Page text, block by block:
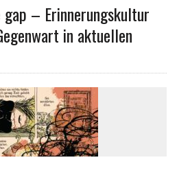
gap – Erinnerungskultur
in aktuellen